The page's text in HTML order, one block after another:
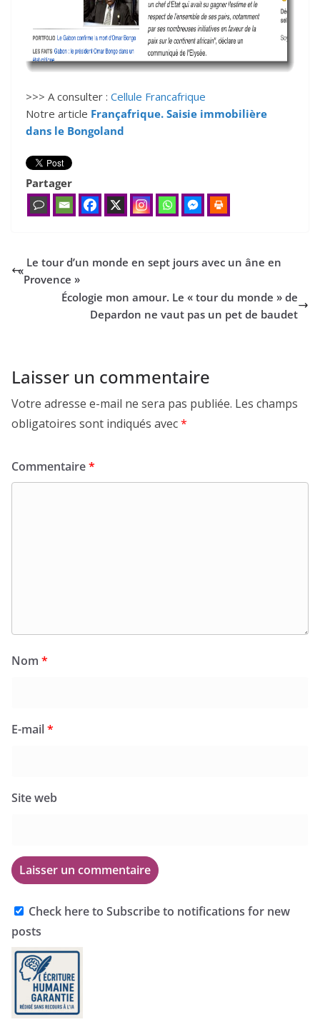
>>> A consulter : Cellule Francafrique
Notre article Françafrique. Saisie immobilière
dans le Bongoland
Partager
«
Le tour d’un monde en sept jours avec un âne en
Provence »
Écologie mon amour. Le « tour du monde » de
Depardon ne vaut pas un pet de baudet
Laisser un commentaire
Votre adresse e-mail ne sera pas publiée. Les champs
obligatoires sont indiqués avec*
Commentaire*
Nom *
E-mail*
Site web
Check here to Subscribe to notifications for new
posts